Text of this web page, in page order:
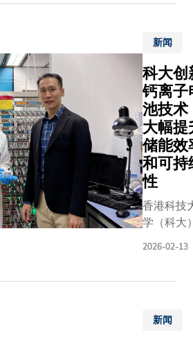
新闻
科大创
钙离子
池技术
大幅提
储能效
和可持
性
香港科技
学（科大
有望改变
2026-02-13
新闻